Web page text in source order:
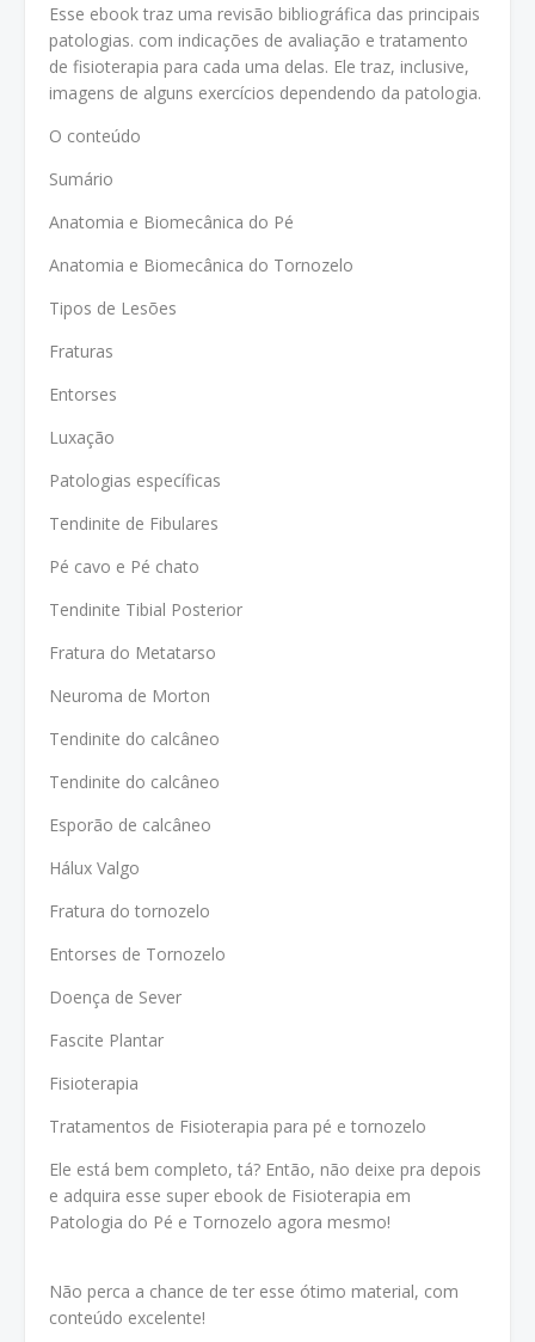
Esse ebook traz uma revisão bibliográfica das principais
patologias. com indicações de avaliação e tratamento
de fisioterapia para cada uma delas. Ele traz, inclusive,
imagens de alguns exercícios dependendo da patologia.
O conteúdo
Sumário
Anatomia e Biomecânica do Pé
Anatomia e Biomecânica do Tornozelo
Tipos de Lesões
Fraturas
Entorses
Luxação
Patologias específicas
Tendinite de Fibulares
Pé cavo e Pé chato
Tendinite Tibial Posterior
Fratura do Metatarso
Neuroma de Morton
Tendinite do calcâneo
Tendinite do calcâneo
Esporão de calcâneo
Hálux Valgo
Fratura do tornozelo
Entorses de Tornozelo
Doença de Sever
Fascite Plantar
Fisioterapia
Tratamentos de Fisioterapia para pé e tornozelo
Ele está bem completo, tá? Então, não deixe pra depois
e adquira esse super ebook de Fisioterapia em
Patologia do Pé e Tornozelo agora mesmo!
Não perca a chance de ter esse ótimo material, com
conteúdo excelente!